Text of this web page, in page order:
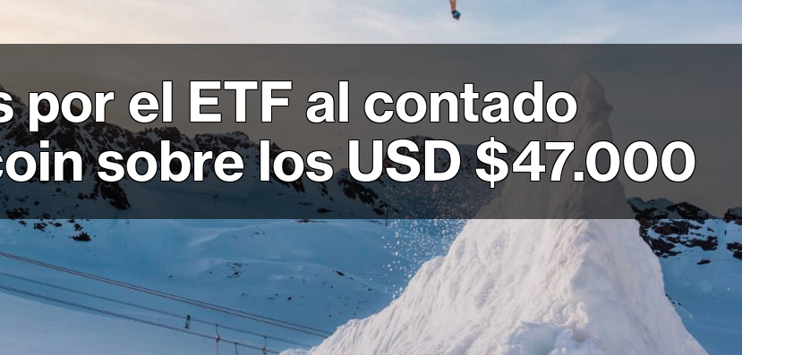
el ETF al contado
sobre los USD $47.000